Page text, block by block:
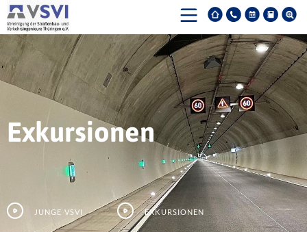
Exkursionen
Junge VSVI Exkursionen